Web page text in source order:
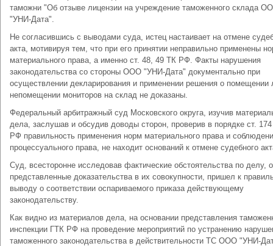
таможни "Об отзыве лицензии на учреждение таможенного склада
"УНИ-Дата".
Не согласившись с выводами суда, истец настаивает на отмене
акта, мотивируя тем, что при его принятии неправильно применены
материального права, а именно ст. 48, 49 ТК РФ. Факты нарушения
законодательства со стороны ООО "УНИ-Дата" документально при
осуществлении декларирования и применении решения о помещении
непомещении мониторов на склад не доказаны.
Федеральный арбитражный суд Московского округа, изучив
дела, заслушав и обсудив доводы сторон, проверив в порядке ст.
РФ правильность применения норм материального права и
процессуального права, не находит оснований к отмене судебного
Суд, всесторонне исследовав фактические обстоятельства по делу,
представленные доказательства в их совокупности, пришел к
выводу о соответствии оспариваемого приказа действующему
законодательству.
Как видно из материалов дела, на основании представления
инспекции ГТК РФ на проведение мероприятий по устранению
таможенного законодательства в действительности ТС ООО "УНИ-